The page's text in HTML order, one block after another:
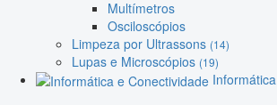
Multímetros
Osciloscópios
Limpeza por Ultrassons (14)
Lupas e Microscópios (19)